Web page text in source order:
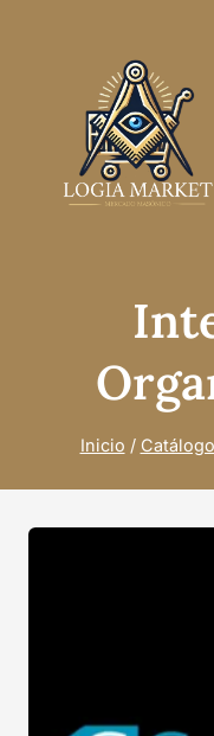
Inicio / Catálogo